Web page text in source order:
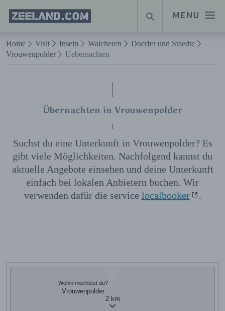
Naar hoofdinhoud
MENU
Homepage
Zeeland.com
SUCHE
Home Visit Inseln Walcheren
Doerfer und Staedte
Vrouwenpolder
Uebernachten
Übernachten in Vrouwenpolder
Suchst du eine Unterkunft in Vrouwenpolder? Es
gibt viele Möglichkeiten. Nachfolgend kannst du
aktuelle Angebote einsehen und deine Unterkunft
einfach bei lokalen Anbietern buchen. Wir
verwenden dafür die service localbooker .